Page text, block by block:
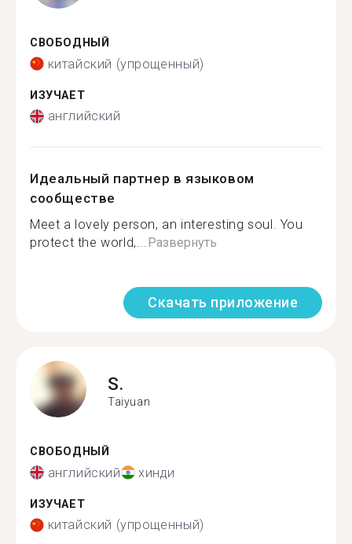
СВОБОДНЫЙ
китайский (упрощенный)
ИЗУЧАЕТ
английский
Идеальный партнер в языковом
сообществе
Meet a lovely person, an interesting soul. You
protect the world,...Развернуть
Скачать приложение
S.
Taiyuan
СВОБОДНЫЙ
английский хинди
ИЗУЧАЕТ
китайский (упрощенный)